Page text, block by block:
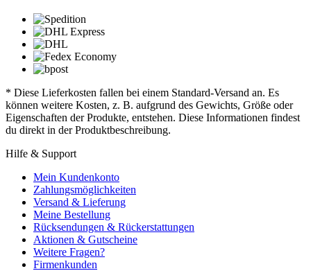
* Diese Lieferkosten fallen bei einem Standard-Versand an. Es
können weitere Kosten, z. B. aufgrund des Gewichts, Größe oder
Eigenschaften der Produkte, entstehen. Diese Informationen findest
du direkt in der Produktbeschreibung.
Hilfe & Support
Mein Kundenkonto
Zahlungsmöglichkeiten
Versand & Lieferung
Meine Bestellung
Rücksendungen & Rückerstattungen
Aktionen & Gutscheine
Weitere Fragen?
Firmenkunden